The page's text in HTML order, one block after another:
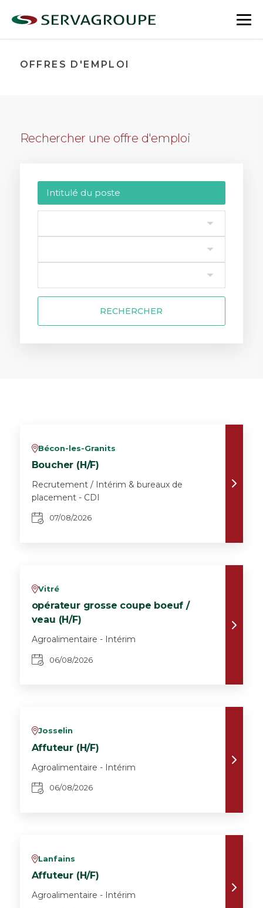
OFFRES D'EMPLOI
Rechercher une offre d'emploi
RECHERCHER
vBécon-les-Granits
Boucher (H/F)
Recrutement / Intérim & bureaux de
placement - CDI
07/08/2026
vVitré
opérateur grosse coupe boeuf /
veau (H/F)
Agroalimentaire - Intérim
06/08/2026
vJosselin
Affuteur (H/F)
Agroalimentaire - Intérim
06/08/2026
vLanfains
Affuteur (H/F)
Agroalimentaire - Intérim